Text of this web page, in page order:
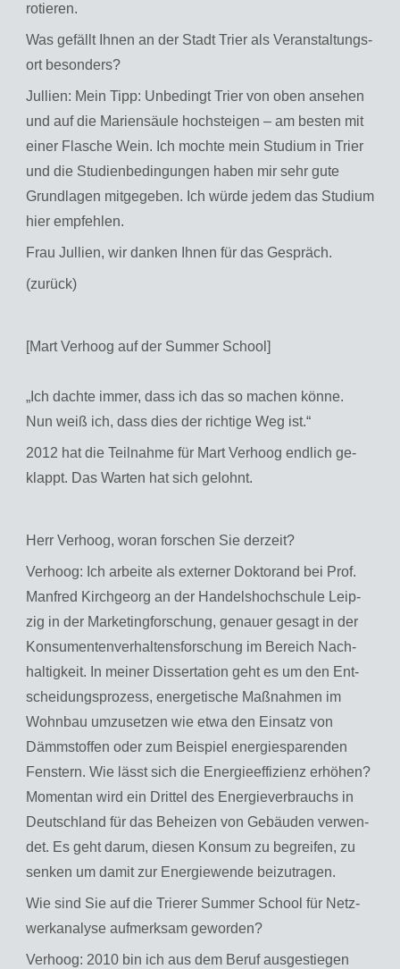
ro­tie­ren.
Was ge­fällt Ihnen an der Stadt Trier als Ver­an­stal­tungs­
ort be­son­ders?
Jul­li­en: Mein Tipp: Un­be­dingt Trier von oben an­se­hen
und auf die Ma­ri­en­säu­le hoch­stei­gen – am bes­ten mit
einer Fla­sche Wein. Ich moch­te mein Stu­di­um in Trier
und die Stu­di­en­be­din­gun­gen haben mir sehr gute
Grund­la­gen mit­ge­ge­ben. Ich würde jedem das Stu­di­um
hier emp­feh­len.
Frau Jul­li­en, wir dan­ken Ihnen für das Ge­spräch.
(zu­rück)
[Mart Verhoog auf der Summer School]
„Ich dach­te immer, dass ich das so ma­chen könne.
Nun weiß ich, dass dies der rich­ti­ge Weg ist.“
2012 hat die Teil­nah­me für Mart Ver­hoog end­lich ge­
klappt. Das War­ten hat sich ge­lohnt.
Herr Ver­hoog, woran for­schen Sie der­zeit?
Ver­hoog: Ich ar­bei­te als ex­ter­ner Dok­torand bei Prof.
Man­fred Kirch­ge­org an der Han­dels­hoch­schu­le Leip­
zig in der Mar­ke­ting­for­schung, ge­nau­er ge­sagt in der
Kon­su­men­ten­ver­hal­tens­for­schung im Be­reich Nach­
hal­tig­keit. In mei­ner Dis­ser­ta­ti­on geht es um den Ent­
schei­dungs­pro­zess, en­er­ge­ti­sche Maß­nah­men im
Wohn­bau um­zu­set­zen wie etwa den Ein­satz von
Dämm­stof­fen oder zum Bei­spiel en­er­gie­spa­ren­den
Fens­tern. Wie lässt sich die En­er­gie­ef­fi­zi­enz er­hö­hen?
Mo­men­tan wird ein Drit­tel des En­er­gie­ver­brauchs in
Deutsch­land für das Be­hei­zen von Ge­bäu­den ver­wen­
det. Es geht darum, die­sen Kon­sum zu be­grei­fen, zu
sen­ken um damit zur En­er­gie­wen­de bei­zu­tra­gen.
Wie sind Sie auf die Trie­rer Sum­mer School für Netz­
werkana­ly­se auf­merk­sam ge­wor­den?
Ver­hoog: 2010 bin ich aus dem Beruf aus­ge­stie­gen